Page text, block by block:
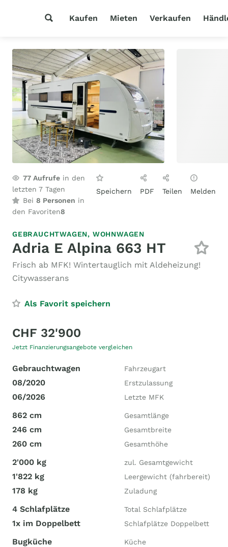
Kaufen Mieten Verkaufen
77 Aufrufe in den
letzten 7 Tagen
Bei 8 Personen in
den Favoriten8
Speichern PDF Teilen Melden
GEBRAUCHTWAGEN, WOHNWAGEN
Adria E Alpina 663 HT
Frisch ab MFK! Wintertauglich mit Aldeheizung!
Citywasserans
Als Favorit speichern
CHF 32'900
Jetzt Finanzierungsangebote vergleichen
Gebrauchtwagen Fahrzeugart
08/2020 Erstzulassung
06/2026 Letzte MFK
862 cm Gesamtlänge
246 cm Gesamtbreite
260 cm Gesamthöhe
2'000 kg zul. Gesamtgewicht
1'822 kg Leergewicht (fahrbereit)
178 kg Zuladung
4 Schlafplätze Total Schlafplätze
1x im Doppelbett Schlafplätze Doppelbett
Bugküche Küche